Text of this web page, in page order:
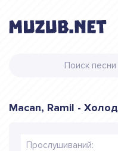
Macan, Ramil - Холод
Прослушиваний: